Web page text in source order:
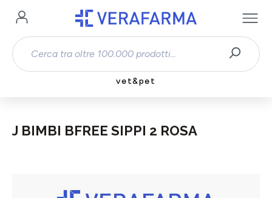
Passa al contenuto principale
vet&pet
J BIMBI BFREE SIPPI 2 ROSA